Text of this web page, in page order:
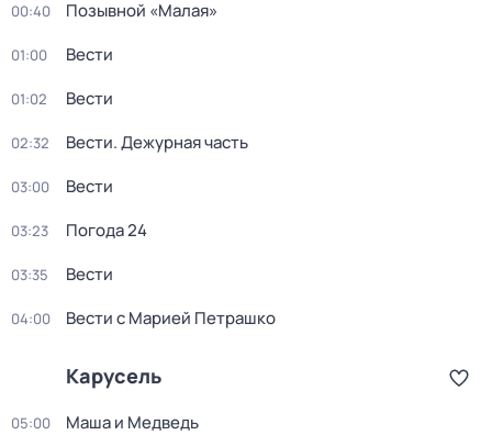
00:40 Позывной «Малая»
01:00 Вести
01:02 Вести
02:32 Вести. Дежурная часть
03:00 Вести
03:23 Погода 24
03:35 Вести
04:00 Вести с Марией Петрашко
Карусель
05:00 Маша и Медведь